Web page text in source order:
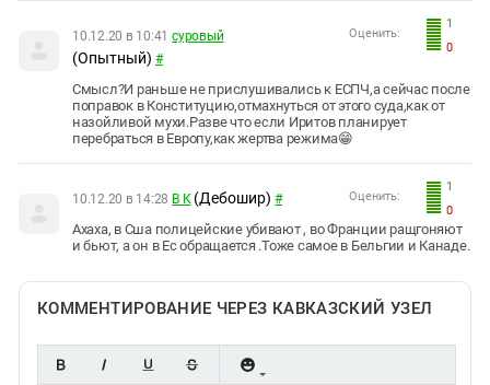
1
0
Оценить:
10.12.20 в 10:41 суровый
(Опытный) #
Смысл?И раньше не прислушивались к ЕСПЧ,а сейчас после
поправок в Конституцию,отмахнуться от этого суда,как от
назойливой мухи.Разве что если Иритов планирует
перебраться в Европу,как жертва режима😁
1
0
Оценить:
10.12.20 в 14:28 В К (Дебошир) #
Ахаха, в Сша полицейские убивают , во Франции ращгоняют
и бьют, а он в Ес обращается .Тоже самое в Бельгии и Канаде.
КОММЕНТИРОВАНИЕ ЧЕРЕЗ КАВКАЗСКИЙ УЗЕЛ